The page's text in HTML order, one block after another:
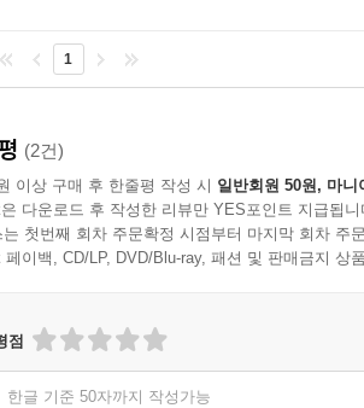
1
(2건)
이상 구매 후 한줄평 작성 시 일반회원 50원, 마니
다운로드 후 작성한 리뷰만 YES포인트 지급됩니
는 첫번째 회차 주문확정 시점부터 마지막 회차 주
페이백, CD/LP, DVD/Blu-ray, 패션 및 판매금지 상
점
한글 기준 50자까지 작성가능